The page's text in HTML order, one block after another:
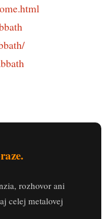
rozhovor ani
celej metalovej